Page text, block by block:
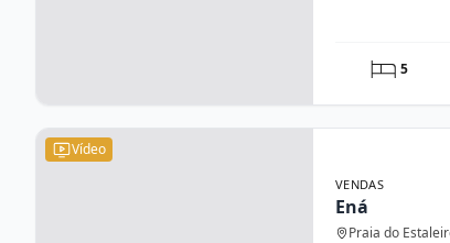
5
Vídeo
VENDAS
Ená
Praia do